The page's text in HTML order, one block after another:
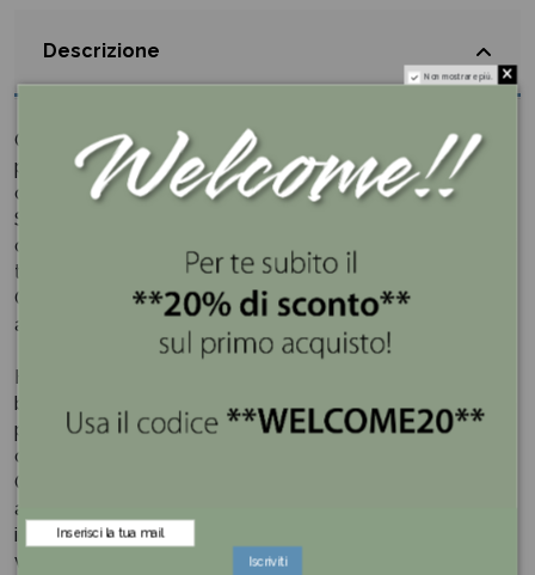
Descrizione
Contenitore Botanic Giallo in vetro satinato con tappo in
plastica provvisto di chiusura ermetica per preservare il
contenuto nel tempo più lungo possibile.
Stile e praticità: un oggetto che ben si adatta a una
cucina moderna o al gusto classico di un ambiente d'altri
tempi.
Caffè, zucchero e spezie conservano intatto il loro
aroma, vestendosi di eleganza.... a portata di mano.
bomboniera grazie alla creazione delle linee esclusive in
porcellana e inventando delle particolari combinazioni
che sposano cristallo, metallo e cera.
Ogni oggetto è frutto di un lavoro tanto tecnico quanto
artistico, adatto alle persone che hanno una curiosità
innata ed un intelletto flessibile in grado di adattarsi alle
varie situazioni che gli si presentano davanti.
Non mostrare più.
Iscriviti